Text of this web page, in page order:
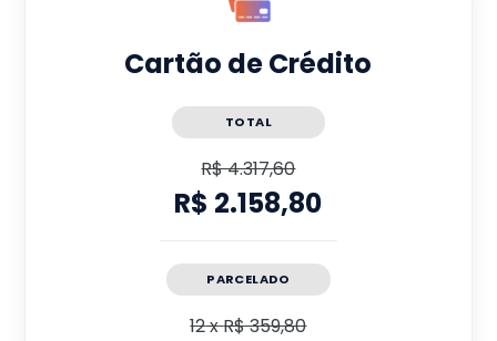
Cartão de Crédito
TOTAL
R$ 4.317,60
R$ 2.158,80
PARCELADO
12xR$ 359,80